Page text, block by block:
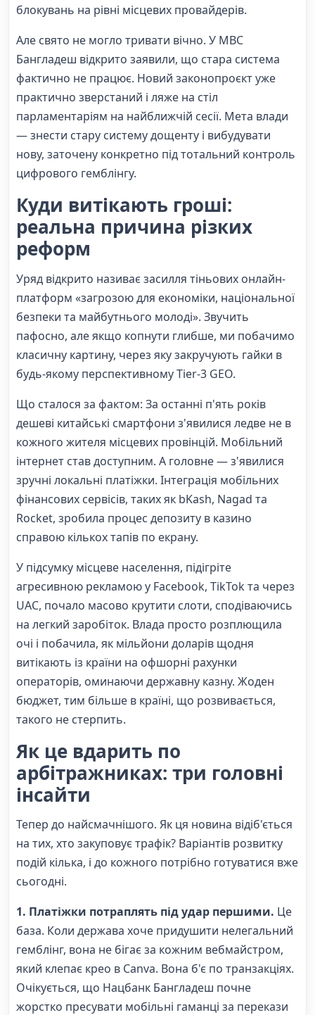
блокувань на рівні місцевих провайдерів.
Але свято не могло тривати вічно. У МВС
Бангладеш відкрито заявили, що стара система
фактично не працює. Новий законопроєкт уже
практично зверстаний і ляже на стіл
парламентаріям на найближчій сесії. Мета влади
— знести стару систему дощенту і вибудувати
нову, заточену конкретно під тотальний контроль
цифрового гемблінгу.
Куди витікають гроші:
реальна причина різких
реформ
Уряд відкрито називає засилля тіньових онлайн-
платформ «загрозою для економіки, національної
безпеки та майбутнього молоді». Звучить
пафосно, але якщо копнути глибше, ми побачимо
класичну картину, через яку закручують гайки в
будь-якому перспективному Tier-3 GEO.
Що сталося за фактом: За останні п'ять років
дешеві китайські смартфони з'явилися ледве не в
кожного жителя місцевих провінцій. Мобільний
інтернет став доступним. А головне — з'явилися
зручні локальні платіжки. Інтеграція мобільних
фінансових сервісів, таких як bKash, Nagad та
Rocket, зробила процес депозиту в казино
справою кількох тапів по екрану.
У підсумку місцеве населення, підігріте
агресивною рекламою у Facebook, TikTok та через
UAC, почало масово крутити слоти, сподіваючись
на легкий заробіток. Влада просто розплющила
очі і побачила, як мільйони доларів щодня
витікають із країни на офшорні рахунки
операторів, оминаючи державну казну. Жоден
бюджет, тим більше в країні, що розвивається,
такого не стерпить.
Як це вдарить по
арбітражниках: три головні
інсайти
Тепер до найсмачнішого. Як ця новина відіб'ється
на тих, хто закуповує трафік? Варіантів розвитку
подій кілька, і до кожного потрібно готуватися вже
сьогодні.
1. Платіжки потраплять під удар першими. Це
база. Коли держава хоче придушити нелегальний
гемблінг, вона не бігає за кожним вебмайстром,
який клепає крео в Canva. Вона б'є по транзакціях.
Очікується, що Нацбанк Бангладеш почне
жорстко пресувати мобільні гаманці за перекази